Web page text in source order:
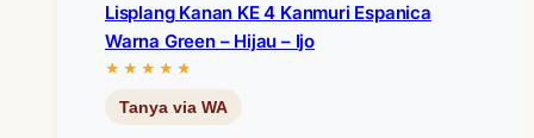
Lisplang Kanan KE 4 Kanmuri Espanica
Warna Green – Hijau – Ijo